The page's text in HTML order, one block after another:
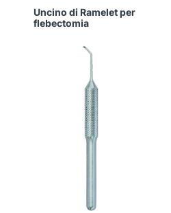
Uncino di Ramelet per
flebectomia